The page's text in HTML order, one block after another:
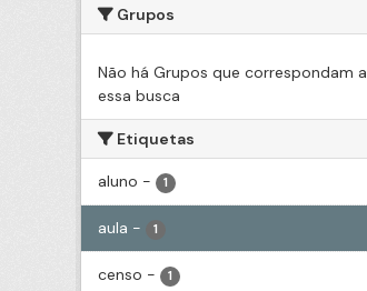
Grupos
Não há Grupos que correspondam a
essa busca
Etiquetas
aluno - 1
aula - 1
censo - 1